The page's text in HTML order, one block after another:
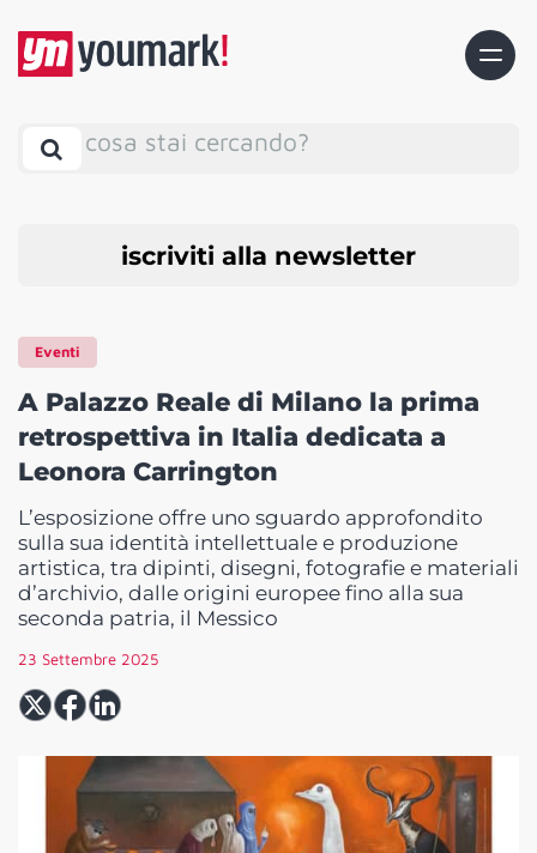
cosa stai cercando?
iscriviti alla newsletter
Eventi
A Palazzo Reale di Milano la prima
retrospettiva in Italia dedicata a
Leonora Carrington
L’esposizione offre uno sguardo approfondito
sulla sua identità intellettuale e produzione
artistica, tra dipinti, disegni, fotografie e materiali
d’archivio, dalle origini europee fino alla sua
seconda patria, il Messico
23 Settembre 2025